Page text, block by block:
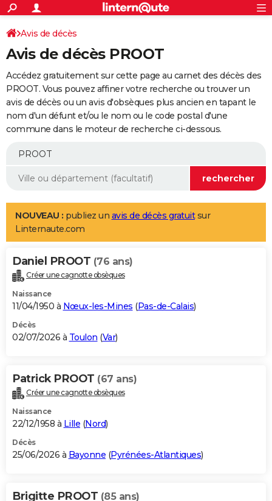
ACTUALITÉS
Politique
Société
Faits Divers
Education
Monde
Villes
+
SPORT
Coupe du monde 2026
Football
Tennis
Cyclisme
Rugby
Forum
Programme TV
TNT
Streaming
Cinéma
Sorties cinéma
Musique
+
FINANCE
Retraite
Epargne
Immobilier
Risques naturels par ville
Banque
Assurance
AUTO
Essais
Réserver un essai
Citadines
Berlines
SUV
Forum auto
+
Mobiles
Meilleur smartphone
Internet
Ordinateurs
Jeux vidéo
Guide high-tech
Aménagement intérieur
LIFESTYLE
Art de vivre
Bien-être
Loisirs
Mode
Modes de vie
Alimentation
Guide de la santé
Maladies
Médicaments
Sommeil
VOYAGE
Destinations
City break
Voyage nature
Voyage de noces
Forum
Climat
+PHOTO
GUIDES D'ACHAT
BONS PLANS
Carte de Noël
Carte Bonne année
Carte Saint-Valentin
Carte Pâques
Carte d'anniversaire
DICTIONNAIRE
Dictionnaire
Biographies
Citations
Expressions
Proverbes
PROGRAMME TV
S'inscrire
Se connecter
Lycées
Collèges
Primaires
Universités
Entreprises
Service militaire
Avis de recherche
AVIS DE DÉCÈS
Avis de décès
Avis de décès PROOT
Accédez gratuitement sur cette page au carnet des décès des
PROOT. Vous pouvez affiner votre recherche ou trouver un
avis de décès ou un avis d'obsèques plus ancien en tapant le
nom d'un défunt et/ou le nom ou le code postal d'une
commune dans le moteur de recherche ci-dessous.
NOUVEAU : publiez un avis de décès gratuitsur
Linternaute.com
Daniel PROOT (76 ans)
Créer une cagnotte obsèques
Naissance
11/04/1950 à Nœux-les-Mines (Pas-de-Calais)
Décès
02/07/2026 à Toulon (Var)
Patrick PROOT (67 ans)
Créer une cagnotte obsèques
Naissance
22/12/1958 à Lille (Nord)
Décès
25/06/2026 à Bayonne (Pyrénées-Atlantiques)
Brigitte PROOT (85 ans)